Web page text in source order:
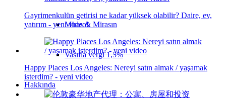
Miras & Mirasın
Vasıfla vergi 1,5%
Hakkında
Gayrimenkulün getirisi ne kadar yüksek olabilir? Daire, ev,
yatırım - yeni video!
Happy Places Los Angeles: Nereyi satın almak / yaşamak
isterdim? - yeni video